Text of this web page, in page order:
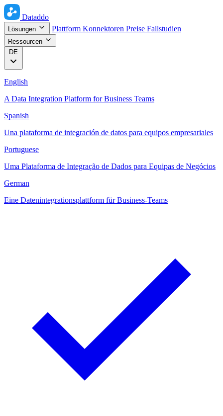
Dataddo
Lösungen Plattform Konnektoren Preise Fallstudien
Ressourcen
DE
English
A Data Integration Platform for Business Teams
Spanish
Una plataforma de integración de datos para equipos empresariales
Portuguese
Uma Plataforma de Integração de Dados para Equipas de Negócios
German
Eine Datenintegrationsplattform für Business-Teams